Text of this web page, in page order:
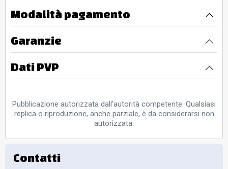
Modalità pagamento
Garanzie
Dati PVP
Pubblicazione autorizzata dall'autorità competente. Qualsiasi
replica o riproduzione, anche parziale, è da considerarsi non
autorizzata.
Contatti